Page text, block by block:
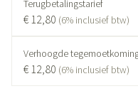
Terugbetalingstarief
€ 12,80 (6% inclusief btw)
Verhoogde
€ 12,80 (6% inclusief btw)